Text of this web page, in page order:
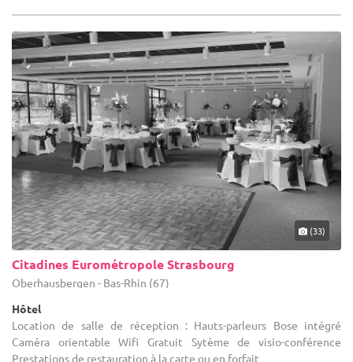
(33)
Citadines Eurométropole Strasbourg
Oberhausbergen - Bas-Rhin (67)
Hôtel
Location de salle de réception : Hauts-parleurs Bose intégré
Caméra orientable Wifi Gratuit Sytème de visio-conférence
Prestations de restauration à la carte ou en forfait